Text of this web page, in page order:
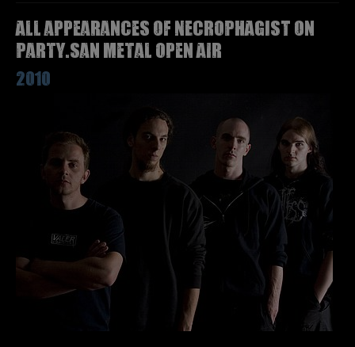
All appearances of NECROPHAGIST on
Party.San Metal Open Air
2010